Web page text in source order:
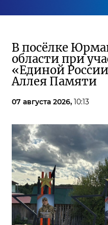
В посёлке
области при
«Единой
Аллея Памяти
07 августа 2026, 10:13